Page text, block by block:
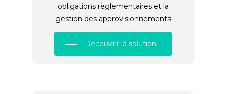
obligations règlementaires et la
gestion des approvisionnements
Découvrir la solution